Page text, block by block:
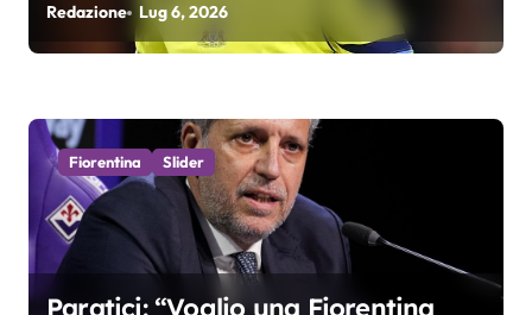
i
c
o
l
Redazione Lug 6, 2026
Fiorentina Slider